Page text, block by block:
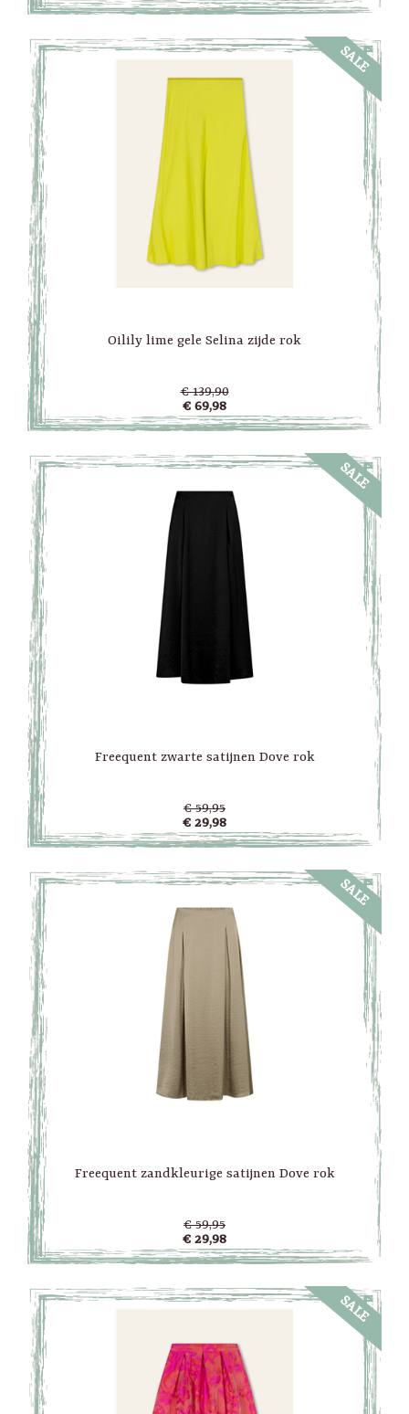
SALE
Oilily lime gele Selina zijde rok
€ 139,90
€ 69,98
SALE
Freequent zwarte satijnen Dove rok
€ 59,95
€ 29,98
SALE
Freequent zandkleurige satijnen Dove rok
€ 59,95
€ 29,98
SALE